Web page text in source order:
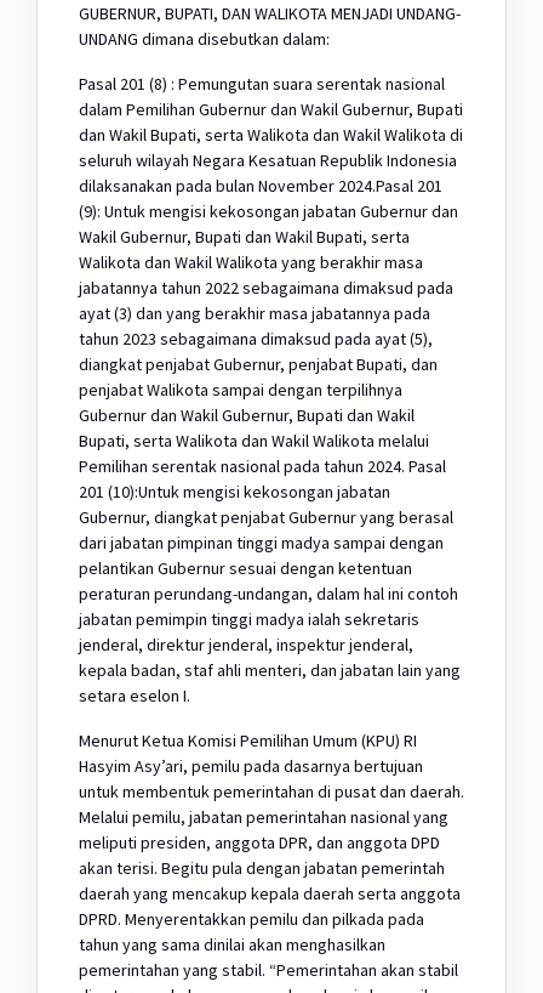
GUBERNUR, BUPATI, DAN WALIKOTA MENJADI UNDANG-
UNDANG dimana disebutkan dalam:
Pasal 201 (8) : Pemungutan suara serentak nasional
dalam Pemilihan Gubernur dan Wakil Gubernur, Bupati
dan Wakil Bupati, serta Walikota dan Wakil Walikota di
seluruh wilayah Negara Kesatuan Republik Indonesia
dilaksanakan pada bulan November 2024.Pasal 201
(9): Untuk mengisi kekosongan jabatan Gubernur dan
Wakil Gubernur, Bupati dan Wakil Bupati, serta
Walikota dan Wakil Walikota yang berakhir masa
jabatannya tahun 2022 sebagaimana dimaksud pada
ayat (3) dan yang berakhir masa jabatannya pada
tahun 2023 sebagaimana dimaksud pada ayat (5),
diangkat penjabat Gubernur, penjabat Bupati, dan
penjabat Walikota sampai dengan terpilihnya
Gubernur dan Wakil Gubernur, Bupati dan Wakil
Bupati, serta Walikota dan Wakil Walikota melalui
Pemilihan serentak nasional pada tahun 2024. Pasal
201 (10):Untuk mengisi kekosongan jabatan
Gubernur, diangkat penjabat Gubernur yang berasal
dari jabatan pimpinan tinggi madya sampai dengan
pelantikan Gubernur sesuai dengan ketentuan
peraturan perundang-undangan, dalam hal ini contoh
jabatan pemimpin tinggi madya ialah sekretaris
jenderal, direktur jenderal, inspektur jenderal,
kepala badan, staf ahli menteri, dan jabatan lain yang
setara eselon I.
Menurut Ketua Komisi Pemilihan Umum (KPU) RI
Hasyim Asy’ari, pemilu pada dasarnya bertujuan
untuk membentuk pemerintahan di pusat dan daerah.
Melalui pemilu, jabatan pemerintahan nasional yang
meliputi presiden, anggota DPR, dan anggota DPD
akan terisi. Begitu pula dengan jabatan pemerintah
daerah yang mencakup kepala daerah serta anggota
DPRD. Menyerentakkan pemilu dan pilkada pada
tahun yang sama dinilai akan menghasilkan
pemerintahan yang stabil. “Pemerintahan akan stabil